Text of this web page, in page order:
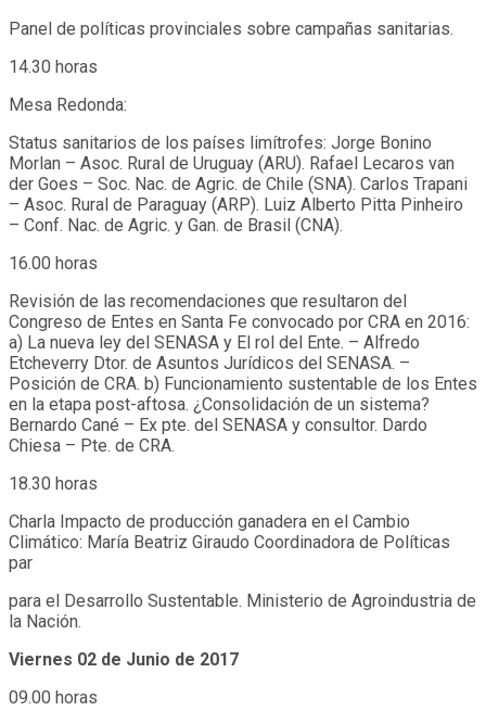
Panel de políticas provinciales sobre campañas sanitarias.
14.30 horas
Mesa Redonda:
Status sanitarios de los países limítrofes: Jorge Bonino
Morlan – Asoc. Rural de Uruguay (ARU). Rafael Lecaros van
der Goes – Soc. Nac. de Agric. de Chile (SNA). Carlos Trapani
– Asoc. Rural de Paraguay (ARP). Luiz Alberto Pitta Pinheiro
– Conf. Nac. de Agric. y Gan. de Brasil (CNA).
16.00 horas
Revisión de las recomendaciones que resultaron del
Congreso de Entes en Santa Fe convocado por CRA en 2016:
a) La nueva ley del SENASA y El rol del Ente. – Alfredo
Etcheverry Dtor. de Asuntos Jurídicos del SENASA. –
Posición de CRA. b) Funcionamiento sustentable de los Entes
en la etapa post-aftosa. ¿Consolidación de un sistema?
Bernardo Cané – Ex pte. del SENASA y consultor. Dardo
Chiesa – Pte. de CRA.
18.30 horas
Charla Impacto de producción ganadera en el Cambio
Climático: María Beatriz Giraudo Coordinadora de Políticas
par
para el Desarrollo Sustentable. Ministerio de Agroindustria de
la Nación.
Viernes 02 de Junio de 2017
09.00 horas